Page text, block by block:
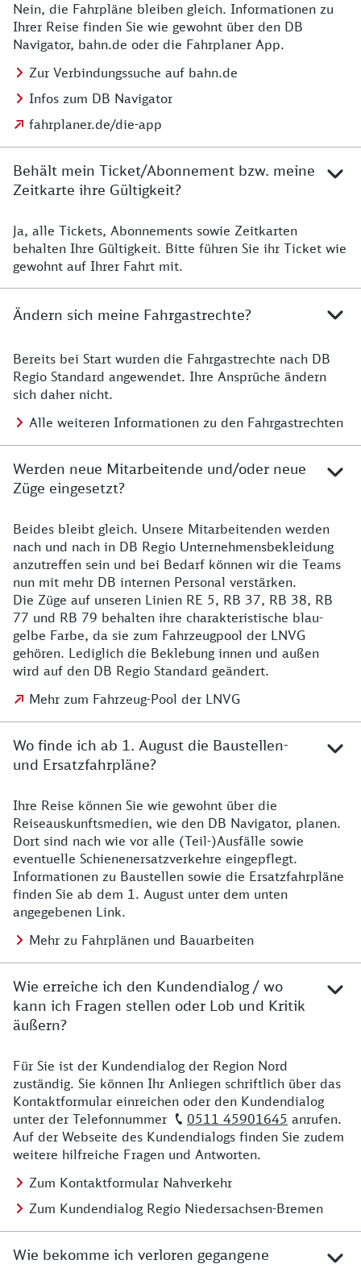
Details zu den Fahrplänen
Nein, die Fahrpläne bleiben gleich. Informationen zu
Ihrer Reise finden Sie wie gewohnt über den DB
Navigator, bahn.de oder die Fahrplaner App.
Zur Verbindungssuche auf bahn.de
Infos zum DB Navigator
fahrplaner.de/die-app
Behält mein Ticket/Abonnement bzw. meine
Zeitkarte ihre Gültigkeit?
Details zur Zeitkarte
Ja, alle Tickets, Abonnements sowie Zeitkarten
behalten Ihre Gültigkeit. Bitte führen Sie ihr Ticket wie
gewohnt auf Ihrer Fahrt mit.
Ändern sich meine Fahrgastrechte?
Details zu Fahrgastrechten
Bereits bei Start wurden die Fahrgastrechte nach DB
Regio Standard angewendet. Ihre Ansprüche ändern
sich daher nicht.
Alle weiteren Informationen zu den Fahrgastrechten
Werden neue Mitarbeitende und/oder neue
Züge eingesetzt?
Details zu den Mitarbeitenden
Beides bleibt gleich. Unsere Mitarbeitenden werden
nach und nach in DB Regio Unternehmensbekleidung
anzutreffen sein und bei Bedarf können wir die Teams
nun mit mehr DB internen Personal verstärken.
Die Züge auf unseren Linien RE 5, RB 37, RB 38, RB
77 und RB 79 behalten ihre charakteristische blau-
gelbe Farbe, da sie zum Fahrzeugpool der LNVG
gehören. Lediglich die Beklebung innen und außen
wird auf den DB Regio Standard geändert.
Mehr zum Fahrzeug-Pool der LNVG
Wo finde ich ab 1. August die Baustellen-
und Ersatzfahrpläne?
Details zu Baustelle
Ihre Reise können Sie wie gewohnt über die
Reiseauskunftsmedien, wie den DB Navigator, planen.
Dort sind nach wie vor alle (Teil-)Ausfälle sowie
eventuelle Schienenersatzverkehre eingepflegt.
Informationen zu Baustellen sowie die Ersatzfahrpläne
finden Sie ab dem 1. August unter dem unten
angegebenen Link.
Mehr zu Fahrplänen und Bauarbeiten
Wie erreiche ich den Kundendialog / wo
kann ich Fragen stellen oder Lob und Kritik
äußern?
Details zu Kontakt
Für Sie ist der Kundendialog der Region Nord
zuständig. Sie können Ihr Anliegen schriftlich über das
Kontaktformular einreichen oder den Kundendialog
unter der Telefonnummer
0511 45901645 anrufen.
Auf der Webseite des Kundendialogs finden Sie zudem
weitere hilfreiche Fragen und Antworten.
Zum Kontaktformular Nahverkehr
Zum Kundendialog Regio Niedersachsen-Bremen
Wie bekomme ich verloren gegangene